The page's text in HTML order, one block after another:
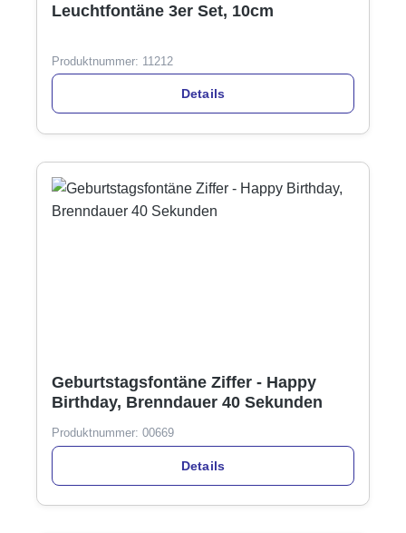
Leuchtfontäne 3er Set, 10cm
Produktnummer: 11212
Details
Geburtstagsfontäne Ziffer - Happy
Birthday, Brenndauer 40 Sekunden
Produktnummer: 00669
Details